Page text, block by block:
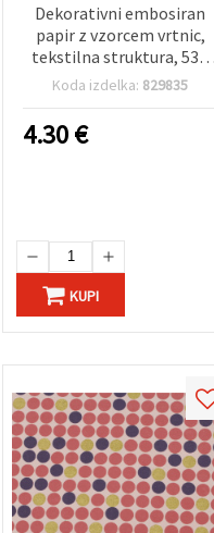
Dekorativni embosiran
papir z vzorcem vrtnic,
tekstilna struktura, 53 x
450 cm, zelen
Koda izdelka: 829835
4.30€
KUPI